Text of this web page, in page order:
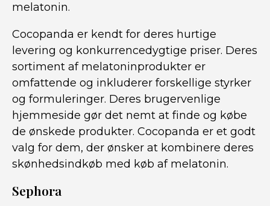
melatonin.
Cocopanda er kendt for deres hurtige
levering og konkurrencedygtige priser. Deres
sortiment af melatoninprodukter er
omfattende og inkluderer forskellige styrker
og formuleringer. Deres brugervenlige
hjemmeside gør det nemt at finde og købe
de ønskede produkter. Cocopanda er et godt
valg for dem, der ønsker at kombinere deres
skønhedsindkøb med køb af melatonin.
Sephora